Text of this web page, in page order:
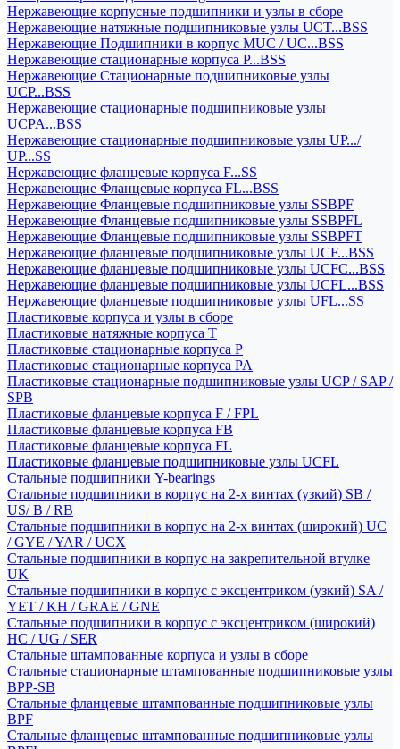
Нержавеющие корпусные подшипники и узлы в сборе
Нержавеющие натяжные подшипниковые узлы UCT...BSS
Нержавеющие Подшипники в корпус MUC / UC...BSS
Нержавеющие стационарные корпуса P...BSS
Нержавеющие Стационарные подшипниковые узлы
UCP...BSS
Нержавеющие стационарные подшипниковые узлы
UCPA...BSS
Нержавеющие стационарные подшипниковые узлы UP.../
UP...SS
Нержавеющие фланцевые корпуса F...SS
Нержавеющие Фланцевые корпуса FL...BSS
Нержавеющие Фланцевые подшипниковые узлы SSBPF
Нержавеющие Фланцевые подшипниковые узлы SSBPFL
Нержавеющие Фланцевые подшипниковые узлы SSBPFT
Нержавеющие фланцевые подшипниковые узлы UCF...BSS
Нержавеющие фланцевые подшипниковые узлы UCFC...BSS
Нержавеющие фланцевые подшипниковые узлы UCFL...BSS
Нержавеющие фланцевые подшипниковые узлы UFL...SS
Пластиковые корпуса и узлы в сборе
Пластиковые натяжные корпуса T
Пластиковые стационарные корпуса P
Пластиковые стационарные корпуса PA
Пластиковые стационарные подшипниковые узлы UCP / SAP /
SPB
Пластиковые фланцевые корпуса F / FPL
Пластиковые фланцевые корпуса FB
Пластиковые фланцевые корпуса FL
Пластиковые фланцевые подшипниковые узлы UCFL
Стальные подшипники Y-bearings
Стальные подшипники в корпус на 2-х винтах (узкий) SB /
US/ B / RB
Стальные подшипники в корпус на 2-х винтах (широкий) UC
/ GYE / YAR / UCX
Стальные подшипники в корпус на закрепительной втулке
UK
Стальные подшипники в корпус с эксцентриком (узкий) SA /
YET / KH / GRAE / GNE
Стальные подшипники в корпус с эксцентриком (широкий)
HC / UG / SER
Стальные штампованные корпуса и узлы в сборе
Стальные стационарные штампованные подшипниковые узлы
BPP-SB
Стальные фланцевые штампованные подшипниковые узлы
BPF
Стальные фланцевые штампованные подшипниковые узлы